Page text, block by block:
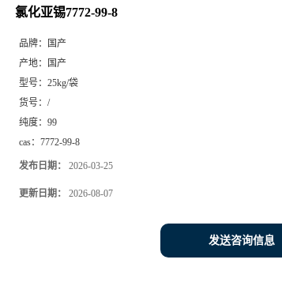
氯化亚锡7772-99-8
品牌：
国产
产地：
国产
型号： 25kg/袋
货号： /
纯度： 99
cas： 7772-99-8
发布日期： 2026-03-25
更新日期： 2026-08-07
发送咨询信息